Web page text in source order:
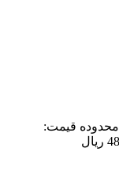
محدوده قیمت: